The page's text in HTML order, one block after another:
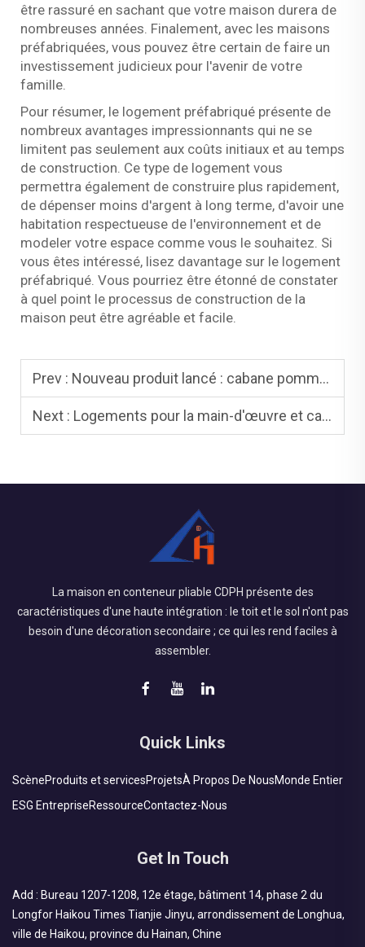
être rassuré en sachant que votre maison durera de
nombreuses années. Finalement, avec les maisons
préfabriquées, vous pouvez être certain de faire un
investissement judicieux pour l'avenir de votre
famille.
Pour résumer, le logement préfabriqué présente de
nombreux avantages impressionnants qui ne se
limitent pas seulement aux coûts initiaux et au temps
de construction. Ce type de logement vous
permettra également de construire plus rapidement,
de dépenser moins d'argent à long terme, d'avoir une
habitation respectueuse de l'environnement et de
modeler votre espace comme vous le souhaitez. Si
vous êtes intéressé, lisez davantage sur le logement
préfabriqué. Vous pourriez être étonné de constater
à quel point le processus de construction de la
maison peut être agréable et facile.
Prev : Nouveau produit lancé : cabane pomme avec remorque
Next : Logements pour la main-d'œuvre et camps - Camps, logements pour le personnel et autres bâtiments modulaires temporaires ou permanents
La maison en conteneur pliable CDPH présente des
caractéristiques d'une haute intégration : le toit et le sol n'ont pas
besoin d'une décoration secondaire ; ce qui les rend faciles à
assembler.
Quick Links
ScèneProduits et servicesProjetsÀ Propos De NousMonde Entier
ESG EntrepriseRessourceContactez-Nous
Get In Touch
Add : Bureau 1207-1208, 12e étage, bâtiment 14, phase 2 du
Longfor Haikou Times Tianjie Jinyu, arrondissement de Longhua,
ville de Haikou, province du Hainan, Chine